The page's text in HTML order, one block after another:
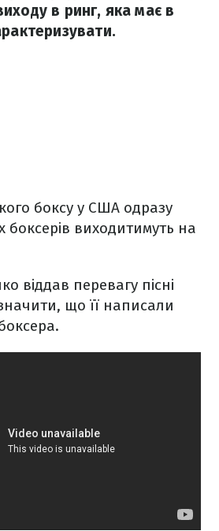
в ринг, яка має в
боксу у США одразу
боксерів виходитимуть на
віддав перевагу пісні
що її написали